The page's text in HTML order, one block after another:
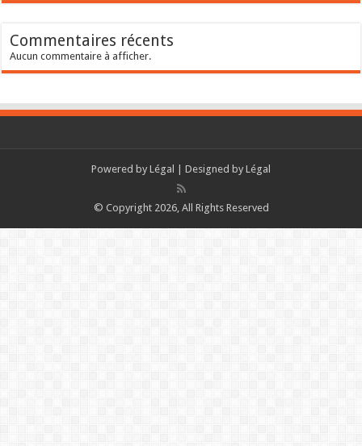
Commentaires récents
Aucun commentaire à afficher.
Powered by Légal | Designed by Légal
© Copyright 2026, All Rights Reserved